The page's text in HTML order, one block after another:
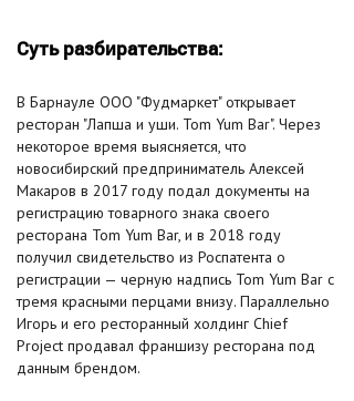
Суть разбирательства:
В Барнауле ООО "Фудмаркет" открывает
ресторан "Лапша и уши. Tom Yum Bar". Через
некоторое время выясняется, что
новосибирский предприниматель Алексей
Макаров в 2017 году подал документы на
регистрацию товарного знака своего
ресторана Tom Yum Bar, и в 2018 году
получил свидетельство из Роспатента о
регистрации — черную надпись Tom Yum Bar с
тремя красными перцами внизу. Параллельно
Игорь и его ресторанный холдинг Chief
Project продавал франшизу ресторана под
данным брендом.